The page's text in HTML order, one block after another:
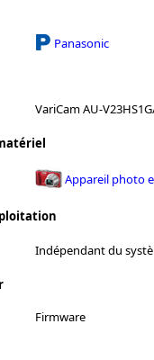
Panasonic
VariCam AU-
Appareil photo
Indépendant du
Firmware